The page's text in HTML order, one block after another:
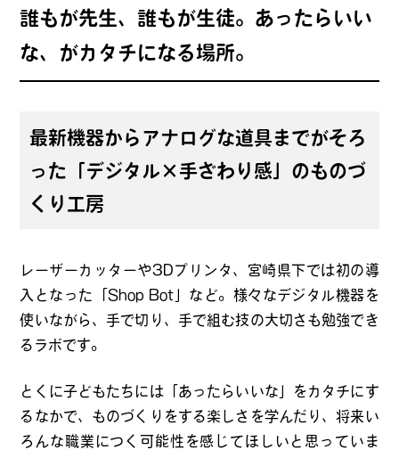
誰もが先生、誰もが生徒。あったらいい
な、がカタチになる場所。
最新機器からアナログな道具までがそろ
った「デジタル×手ざわり感」のものづ
くり工房
レーザーカッターや3Dプリンタ、宮崎県下では初の導
入となった「Shop Bot」など。様々なデジタル機器を
使いながら、手で切り、手で組む技の大切さも勉強でき
るラボです。
とくに子どもたちには「あったらいいな」をカタチにす
るなかで、ものづくりをする楽しさを学んだり、将来い
ろんな職業につく可能性を感じてほしいと思っていま